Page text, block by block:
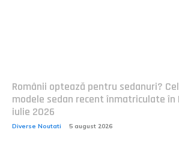
Românii optează pentru sedanuri?
modele sedan recent înmatriculate în
iulie 2026
Diverse Noutati 5 august 2026